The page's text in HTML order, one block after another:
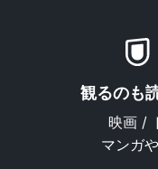
観るのも
映画 /
マンガ